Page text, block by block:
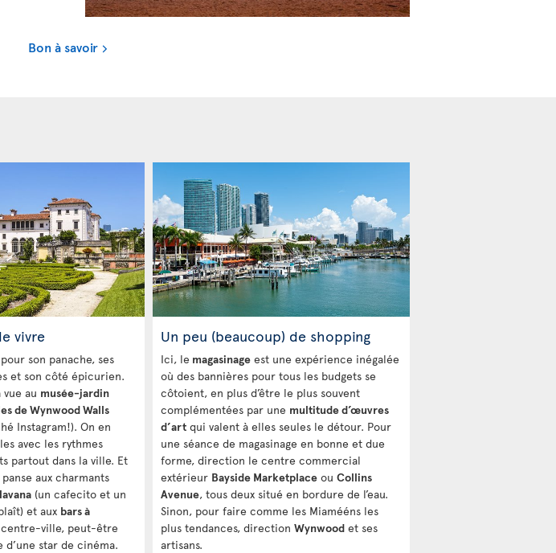
Bon à savoir
vivre
son panache, ses
et son côté épicurien.
au musée-jardin
de Wynwood Walls
Instagram!). On en
avec les rythmes
partout dans la ville. Et
aux charmants
(un cafecito et un
et aux bars à
ville, peut-être
d’une star de cinéma.
Un peu (beaucoup) de shopping
Ici, le magasinage est une expérience inégalée
où des bannières pour tous les budgets se
côtoient, en plus d’être le plus souvent
complémentées par une multitude d’œuvres
d’art qui valent à elles seules le détour. Pour
une séance de magasinage en bonne et due
forme, direction le centre commercial
extérieur Bayside Marketplace ou Collins
Avenue, tous deux situé en bordure de l’eau.
Sinon, pour faire comme les Miamééns les
plus tendances, direction Wynwood et ses
artisans.